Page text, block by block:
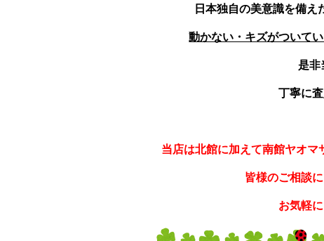
日本独自の美意識を備え
動かない・キズがついて
是非
丁寧に
当店は北館に加えて南館ヤオマ
皆様のご相談
お気軽